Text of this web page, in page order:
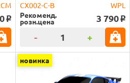
o
CX002-C-B
WPL
Рекоменд.
розн.цена 3 790 o
- +
новинка